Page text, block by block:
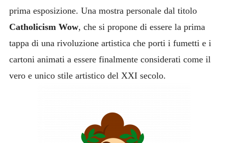
prima esposizione. Una mostra personale dal titolo
Catholicism Wow, che si propone di essere la prima
tappa di una rivoluzione artistica che porti i fumetti e i
cartoni animati a essere finalmente considerati come il
vero e unico stile artistico del XXI secolo.